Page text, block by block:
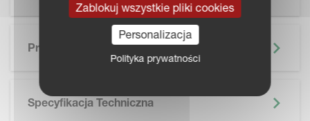
Prospekt
Specyfikacja Techniczna
Zablokuj wszystkie pliki cookies
Personalizacja
Polityka prywatności